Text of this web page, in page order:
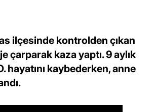
ilçesinde kontrolden çıkan
çarparak kaza yaptı. 9 aylık
hayatını kaybederken, anne